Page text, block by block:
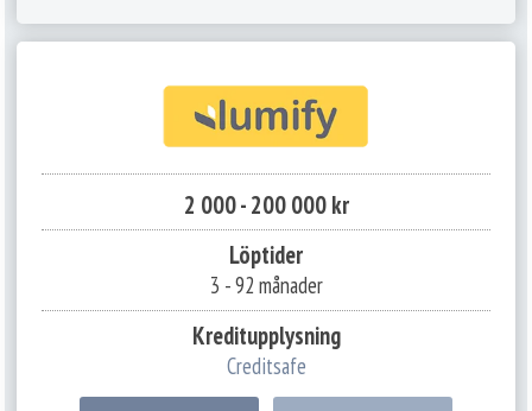
2 000 - 200 000 kr
Löptider
3 - 92 månader
Kreditupplysning
Creditsafe